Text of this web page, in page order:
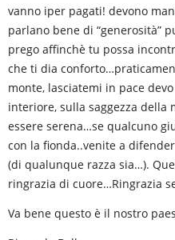
vanno iper pagati! devono
parlano bene di “generosità”
prego affinchè tu possa
che ti dia
monte, lasciatemi in pace
interiore, sulla saggezza della
essere serena…se qualcuno
con la fionda..venite a
(di qualunque razza sia…).
ringrazia di cuore…Ringrazia
Va bene questo è il nostro